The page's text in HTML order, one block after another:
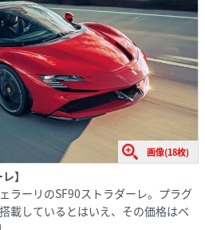
画像(18枚)
】
ラーリのSF90ストラダーレ。プラグ
載しているとはいえ、その価格はベ